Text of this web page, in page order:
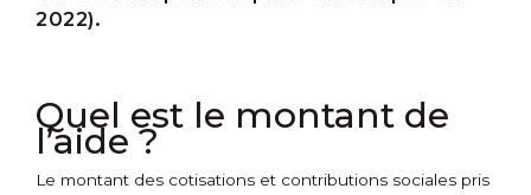
2022).
Quel est le montant de
l’aide ?
Le montant des cotisations et contributions sociales pris